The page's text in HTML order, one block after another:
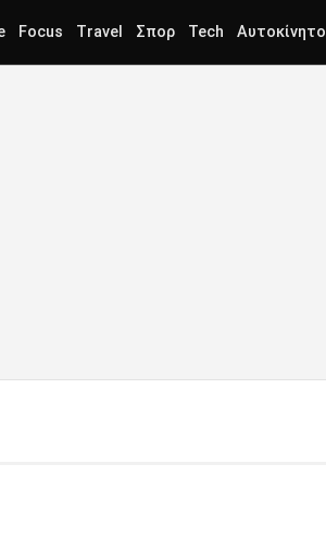
Focus Travel Σπορ Tech Αυτοκίνητο